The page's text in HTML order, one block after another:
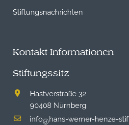
Stiftungsnachrichten
Kontakt-Informationen
Stiftungssitz
Hastverstraße 32
90408 Nürnberg
info@hans-werner-henze-